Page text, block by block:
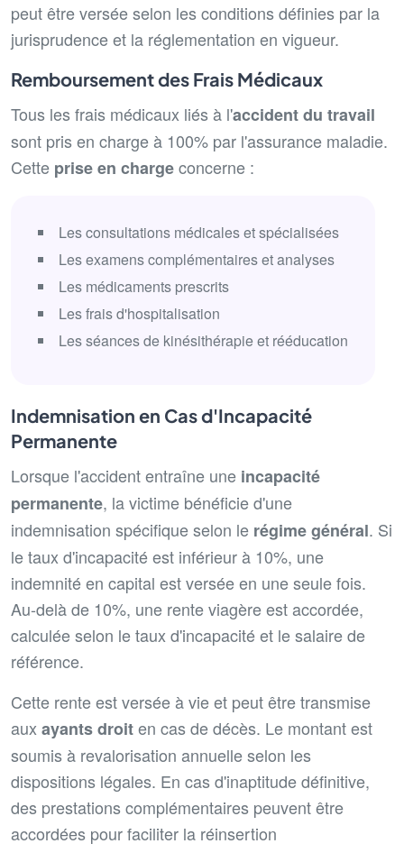
peut être versée selon les conditions définies par la
jurisprudence et la réglementation en vigueur.
Remboursement des Frais Médicaux
Tous les frais médicaux liés à l'accident du travail
sont pris en charge à 100% par l'assurance maladie.
Cette prise en chargeconcerne :
Les consultations médicales et spécialisées
Les examens complémentaires et analyses
Les médicaments prescrits
Les frais d'hospitalisation
Les séances de kinésithérapie et rééducation
Indemnisation en Cas d'Incapacité
Permanente
Lorsque l'accident entraîne une incapacité
permanente, la victime bénéficie d'une
indemnisation spécifique selon le régime général. Si
le taux d'incapacité est inférieur à 10%, une
indemnité en capital est versée en une seule fois.
Au-delà de 10%, une rente viagère est accordée,
calculée selon le taux d'incapacité et le salaire de
référence.
Cette rente est versée à vie et peut être transmise
aux ayants droiten cas de décès. Le montant est
soumis à revalorisation annuelle selon les
dispositions légales. En cas d'inaptitude définitive,
des prestations complémentaires peuvent être
accordées pour faciliter la réinsertion